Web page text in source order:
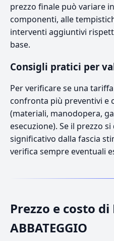
prezzo finale può variare
componenti, alle
interventi aggiuntivi
base.
Consigli pratici per
Per verificare se una
confronta più preventivi e
(materiali, manodopera,
esecuzione). Se il prezzo
significativo dalla fascia
verifica sempre eventuali
Prezzo e costo
ABBATEGGIO